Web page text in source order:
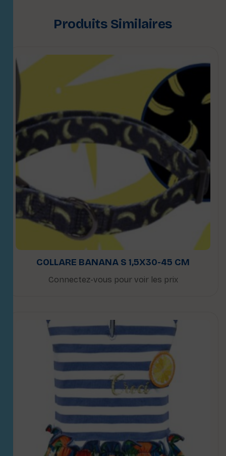
Produits Similaires
COLLARE BANANA S 1,5X30-45 CM
Connectez-vous pour voir les prix